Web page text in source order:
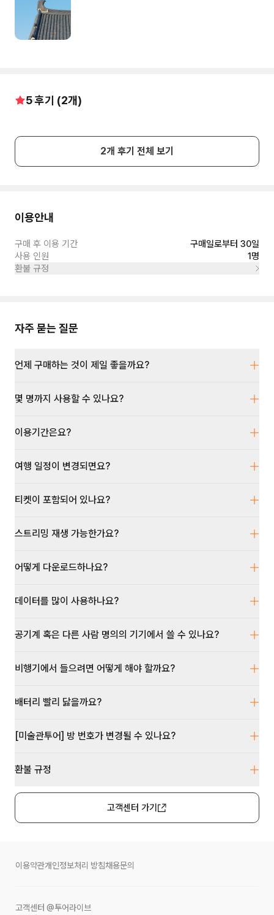
5후기 (2개)
2개 후기 전체 보기
이용안내
구매 후 이용 기간
구매일로부터 30일
사용 인원
1명
환불 규정
자주 묻는 질문
언제 구매하는 것이 제일 좋을까요?
몇 명까지 사용할 수 있나요?
이용기간은요?
여행 일정이 변경되면요?
티켓이 포함되어 있나요?
스트리밍 재생 가능한가요?
어떻게 다운로드하나요?
데이터를 많이 사용하나요?
공기계 혹은 다른 사람 명의의 기기에서 쓸 수 있나요?
비행기에서 들으려면 어떻게 해야 할까요?
배터리 빨리 닳을까요?
[미술관투어] 방 번호가 변경될 수 있나요?
환불 규정
고객센터 가기
이용약관개인정보처리 방침채용문의
고객센터 @투어라이브